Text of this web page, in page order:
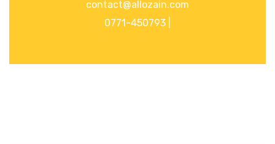
contact@allozain.com